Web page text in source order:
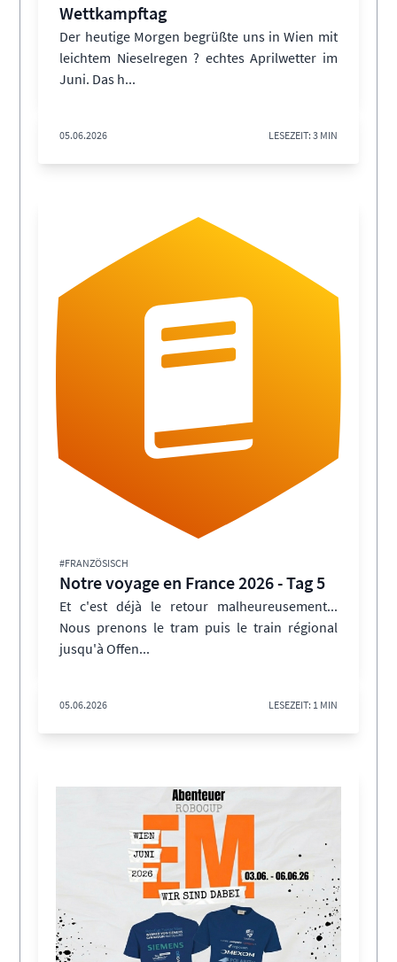
Wettkampftag
Der heutige Morgen begrüßte uns in Wien mit
leichtem Nieselregen ? echtes Aprilwetter im
Juni. Das h...
05.06.2026 LESEZEIT: 3 MIN
#FRANZÖSISCH
Notre voyage en France 2026 - Tag 5
Et c'est déjà le retour malheureusement...
Nous prenons le tram puis le train régional
jusqu'à Offen...
05.06.2026 LESEZEIT: 1 MIN